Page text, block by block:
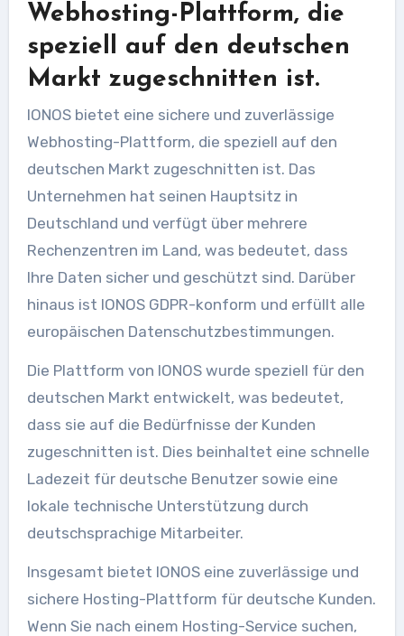
Webhosting-Plattform, die
speziell auf den deutschen
Markt zugeschnitten ist.
IONOS bietet eine sichere und zuverlässige
Webhosting-Plattform, die speziell auf den
deutschen Markt zugeschnitten ist. Das
Unternehmen hat seinen Hauptsitz in
Deutschland und verfügt über mehrere
Rechenzentren im Land, was bedeutet, dass
Ihre Daten sicher und geschützt sind. Darüber
hinaus ist IONOS GDPR-konform und erfüllt alle
europäischen Datenschutzbestimmungen.
Die Plattform von IONOS wurde speziell für den
deutschen Markt entwickelt, was bedeutet,
dass sie auf die Bedürfnisse der Kunden
zugeschnitten ist. Dies beinhaltet eine schnelle
Ladezeit für deutsche Benutzer sowie eine
lokale technische Unterstützung durch
deutschsprachige Mitarbeiter.
Insgesamt bietet IONOS eine zuverlässige und
sichere Hosting-Plattform für deutsche Kunden.
Wenn Sie nach einem Hosting-Service suchen,